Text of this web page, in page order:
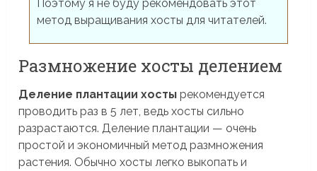
Поэтому я не буду рекомендовать этот
метод выращивания хосты для читателей.
Размножение хосты делением
Деление плантации хосты рекомендуется
проводить раз в 5 лет, ведь хосты сильно
разрастаются. Деление плантации — очень
простой и экономичный метод размножения
растения. Обычно хосты легко выкопать и